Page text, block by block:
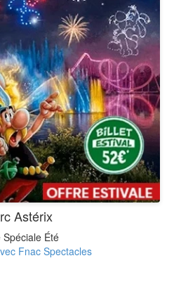
Astérix
Spéciale Été
Fnac Spectacles